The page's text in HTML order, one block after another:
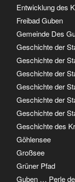
Entwicklung des
Freibad Guben
Gemeinde Des
Geschichte der
Geschichte der
Geschichte der
Geschichte der
Geschichte der
Geschichte der
Geschichte des
Göhlensee
Großsee
Grüner Pfad
Guben … Perle